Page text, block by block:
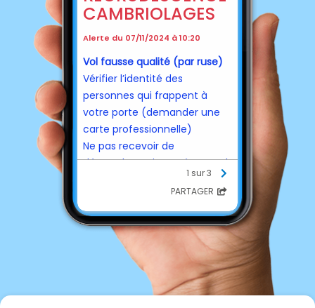
CAMBRIOLAGES
Alerte du 07/11/2024 à 10:20
Vol fausse qualité (par ruse)
Vérifier l’identité des
personnes qui frappent à
votre porte (demander une
carte professionnelle)
Ne pas recevoir de
démarcheur si vous êtes seul
à fortiori s’ils sont plusieurs
Ne payer rien en liquide
Ces visites anodines peuvent
être en fait du repérage pour
un vol ultérieur
Se protéger contre les
cambriolages :
1 sur 3
PARTAGER